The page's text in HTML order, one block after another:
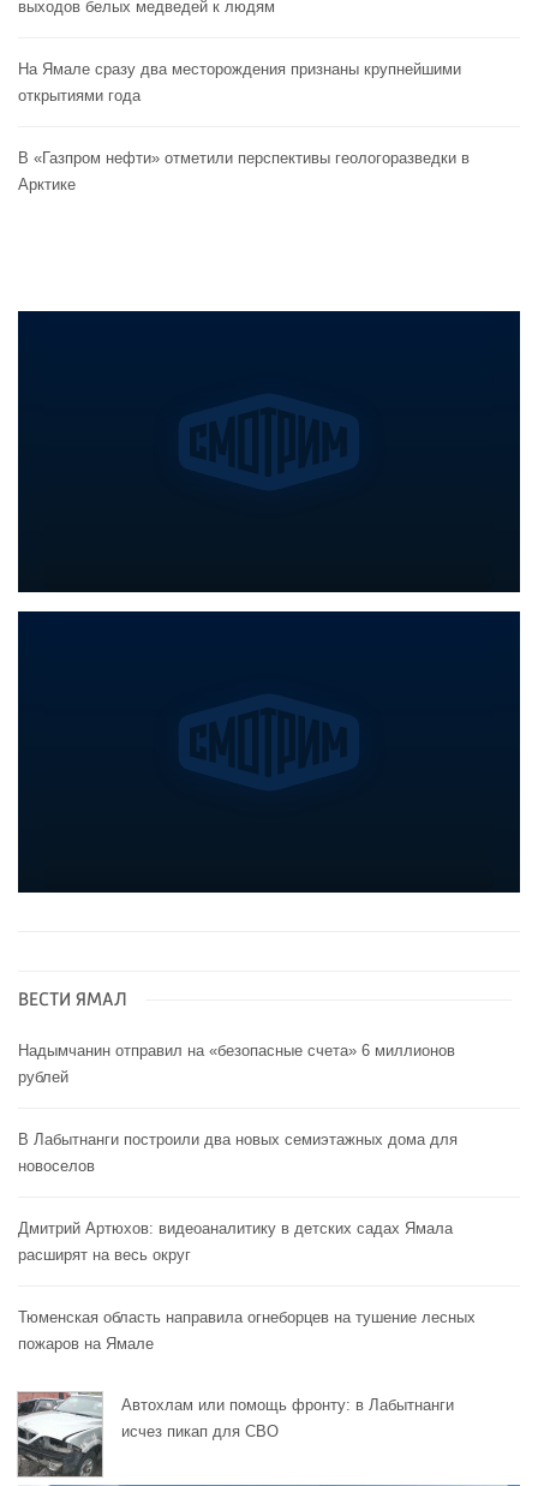
выходов белых медведей к людям
На Ямале сразу два месторождения признаны крупнейшими
открытиями года
В «Газпром нефти» отметили перспективы геологоразведки в
Арктике
ВЕСТИ ЯМАЛ
Надымчанин отправил на «безопасные счета» 6 миллионов
рублей
В Лабытнанги построили два новых семиэтажных дома для
новоселов
Дмитрий Артюхов: видеоаналитику в детских садах Ямала
расширят на весь округ
Тюменская область направила огнеборцев на тушение лесных
пожаров на Ямале
Автохлам или помощь фронту: в Лабытнанги
исчез пикап для СВО